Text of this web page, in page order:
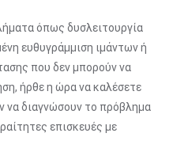
όπως δυσλειτουργία
ευθυγράμμιση ιμάντων ή
που δεν μπορούν να
ήρθε η ώρα να καλέσετε
να διαγνώσουν το πρόβλημα
επισκευές με